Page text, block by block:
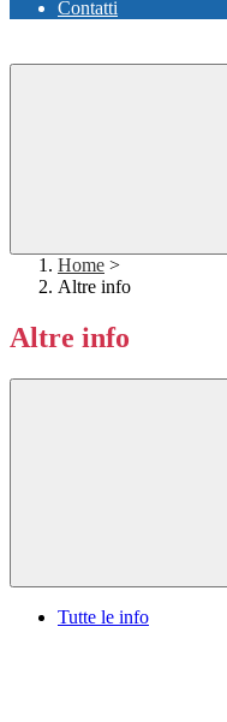
Contatti
Home >
Altre info
Altre info
Tutte le info